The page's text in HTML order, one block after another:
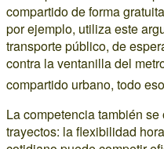
compartido de forma
por ejemplo, utiliza este
transporte público, de
contra la ventanilla del
compartido urbano, todo
La competencia también
trayectos: la flexibilidad